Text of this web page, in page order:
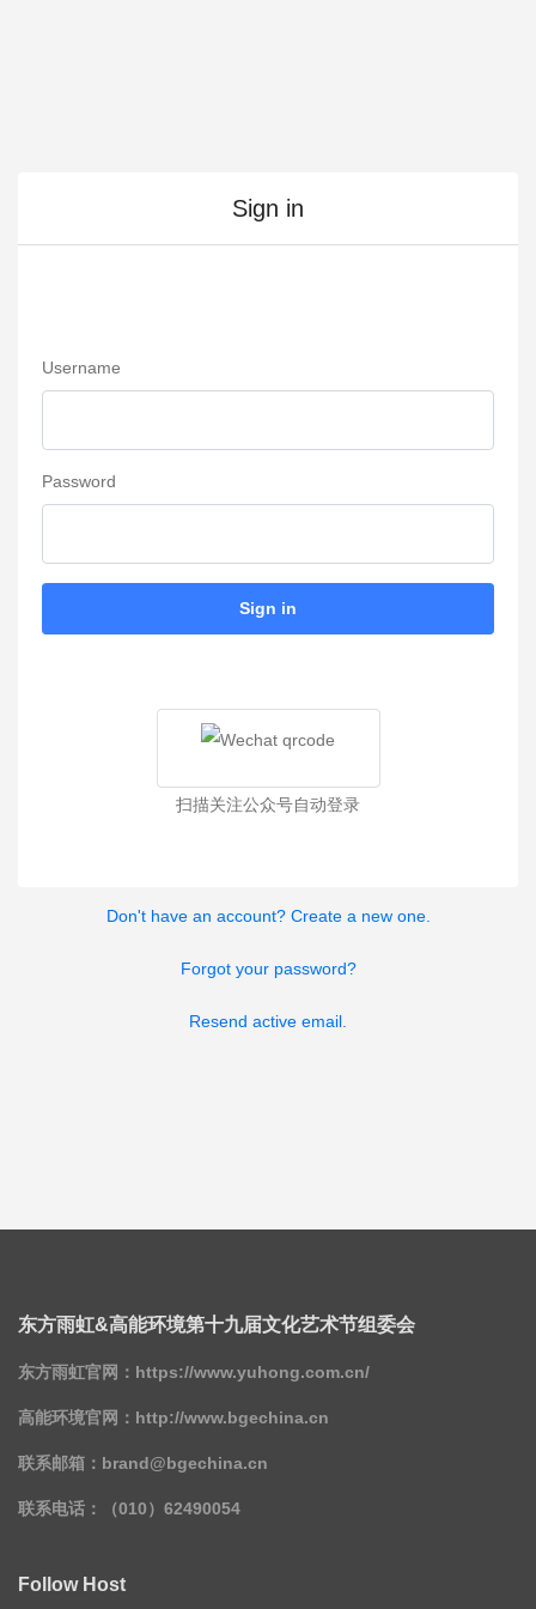
Sign in
Username
Password
Sign in
扫描关注公众号自动登录
Don't have an account? Create a new one.
Forgot your password?
Resend active email.
东方雨虹&高能环境第十九届文化艺术节组委会
东方雨虹官网： https://www.yuhong.com.cn/
高能环境官网： http://www.bgechina.cn
联系邮箱： brand@bgechina.cn
联系电话：（010）62490054
Follow Host